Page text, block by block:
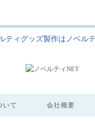
ティグッズ製作はノベル
いて 会社概要